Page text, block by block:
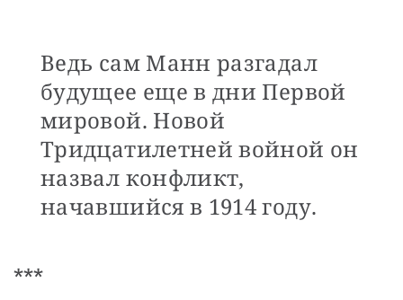
Ведь сам Манн разгадал
будущее еще в дни Первой
мировой. Новой
Тридцатилетней войной он
назвал конфликт,
начавшийся в 1914 году.
***